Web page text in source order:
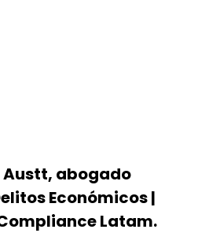
Austt, abogado
Económicos |
Latam.